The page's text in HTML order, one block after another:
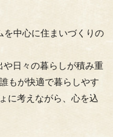
を中心に住まいづくりの
や日々の暮らしが積み重
もが快適で暮らしやす
に考えながら、心を込